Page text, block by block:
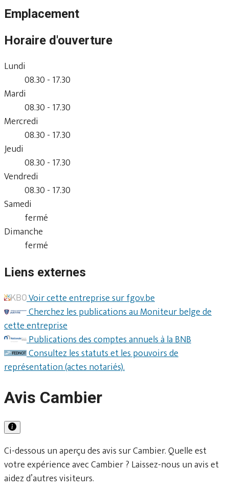
Emplacement
Horaire d'ouverture
Lundi
08.30 - 17.30
Mardi
08.30 - 17.30
Mercredi
08.30 - 17.30
Jeudi
08.30 - 17.30
Vendredi
08.30 - 17.30
Samedi
fermé
Dimanche
fermé
Liens externes
Voir cette entreprise sur fgov.be
Cherchez les publications au Moniteur belge de
cette entreprise
Publications des comptes annuels à la BNB
Consultez les statuts et les pouvoirs de
représentation (actes notariés).
Avis Cambier
Ci-dessous un aperçu des avis sur Cambier. Quelle est
votre expérience avec Cambier ? Laissez-nous un avis et
aidez d’autres visiteurs.